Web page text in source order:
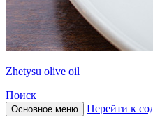
Zhetysu olive oil
Поиск
Основное меню Перейти к